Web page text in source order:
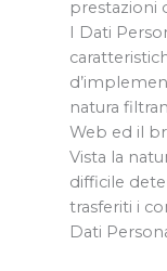
prestazioni
I Dati
natura
Web ed il
Vista la
difficile
trasferiti i
Dati